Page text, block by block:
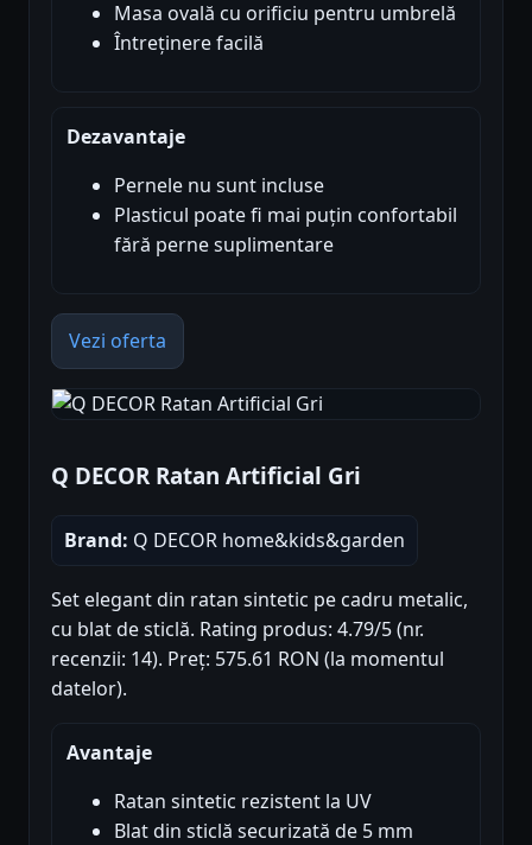
Masa ovală cu orificiu pentru umbrelă
Întreținere facilă
Dezavantaje
Pernele nu sunt incluse
Plasticul poate fi mai puțin confortabil
fără perne suplimentare
Vezi oferta
Q DECOR Ratan Artificial Gri
Brand: Q DECOR home&kids&garden
Set elegant din ratan sintetic pe cadru metalic,
cu blat de sticlă. Rating produs: 4.79/5 (nr.
recenzii: 14). Preț: 575.61 RON (la momentul
datelor).
Avantaje
Ratan sintetic rezistent la UV
Blat din sticlă securizată de 5 mm